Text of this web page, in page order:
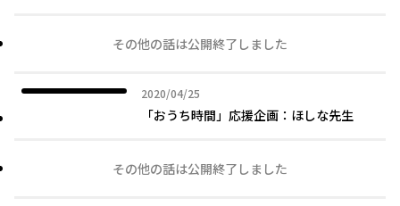
その他の話は公開終了しました
2020/04/25
2020年04月25日
「おうち時間」応援企画：ほしな先生
その他の話は公開終了しました